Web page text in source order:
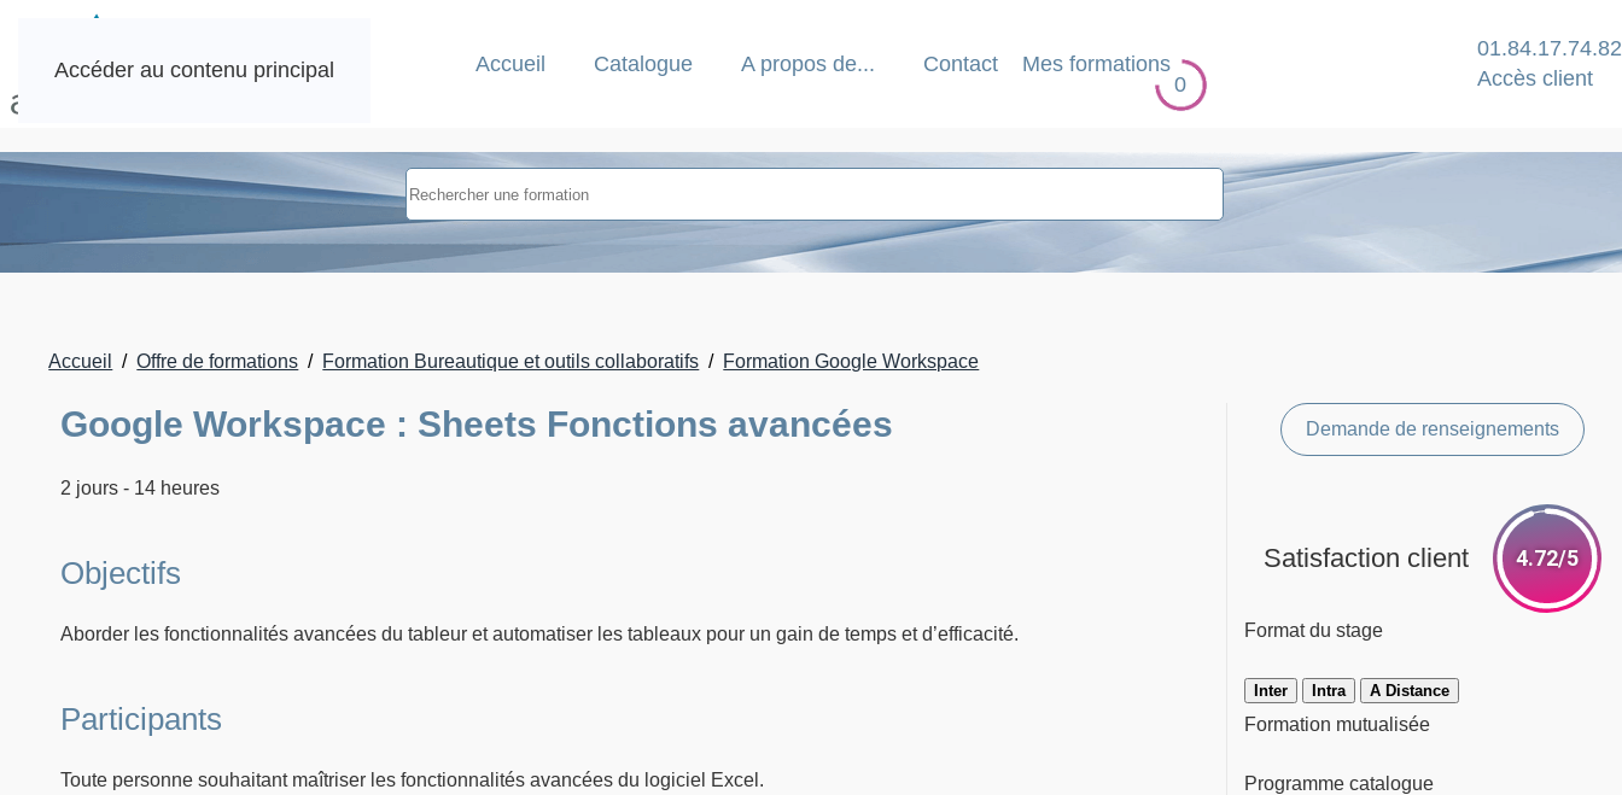
Accéder au contenu principal Accueil Catalogue A propos de... Contact
Mes formations
0
01.84.17.74.82
Accès client
Accueil Offre de formations Formation Bureautique et outils collaboratifs Formation Google Workspace
Google Workspace : Sheets Fonctions avancées
2 jours - 14 heures
Objectifs
Aborder les fonctionnalités avancées du tableur et automatiser les tableaux pour un gain de temps et d’efficacité.
Participants
Toute personne souhaitant maîtriser les fonctionnalités avancées du logiciel Excel.
Demande de renseignements
Satisfaction client 4.72/5
Format du stage
Inter Intra A Distance
Formation mutualisée
Programme catalogue